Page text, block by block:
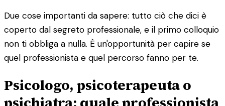
Due cose importanti da sapere: tutto ciò che dici è
coperto dal segreto professionale, e il primo colloquio
non ti obbliga a nulla. È un'opportunità per capire se
quel professionista e quel percorso fanno per te.
Psicologo, psicoterapeuta o